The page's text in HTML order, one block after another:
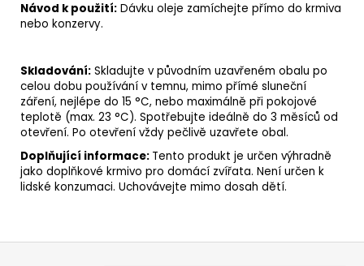
Návod k použití: Dávku oleje zamíchejte přímo do krmiva
nebo konzervy.
Skladování: Skladujte v původním uzavřeném obalu po
celou dobu používání v temnu, mimo přímé sluneční
záření, nejlépe do 15 °C, nebo maximálně při pokojové
teplotě (max. 23 °C). Spotřebujte ideálně do 3 měsíců od
otevření. Po otevření vždy pečlivě uzavřete obal.
Doplňující informace: Tento produkt je určen výhradně
jako doplňkové krmivo pro domácí zvířata. Není určen k
lidské konzumaci. Uchovávejte mimo dosah dětí.
Z